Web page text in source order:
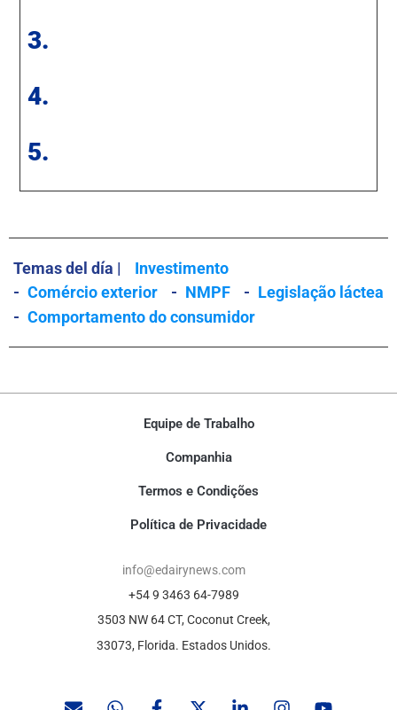
3.
4.
5.
Temas del día |
Investimento
- Comércio exterior - NMPF - Legislação láctea
- Comportamento do consumidor
Equipe de Trabalho
Companhia
Termos e Condições
Política de Privacidade
info@edairynews.com
+54 9 3463 64-7989
3503 NW 64 CT, Coconut Creek,
33073, Florida. Estados Unidos.